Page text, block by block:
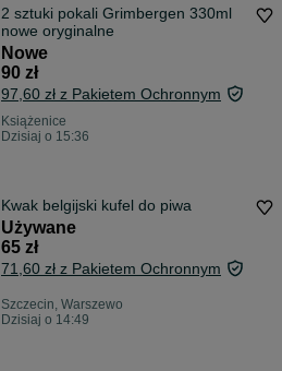
2 sztuki pokali Grimbergen 330ml
nowe oryginalne
Nowe
90 zł
97,60 zł z Pakietem Ochronnym
Książenice
Dzisiaj o 15:36
Kwak belgijski kufel do piwa
Używane
65 zł
71,60 zł z Pakietem Ochronnym
Szczecin, Warszewo
Dzisiaj o 14:49